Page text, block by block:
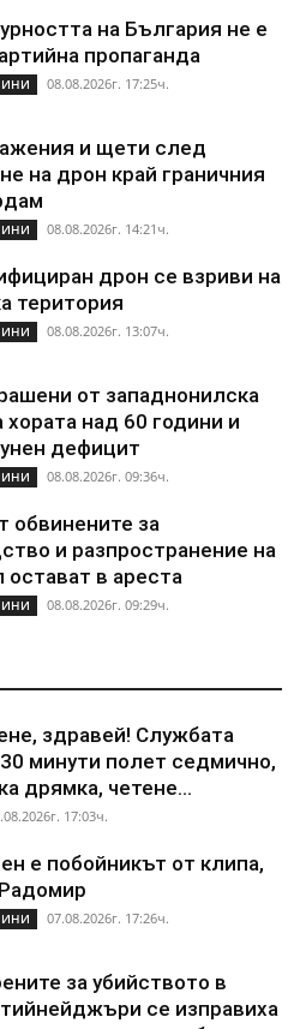
на България не е
пропаганда
08.08.2026г. 17:25ч.
и щети след
на дрон край граничния
08.08.2026г. 14:21ч.
дрон се взриви на
територия
08.08.2026г. 13:07ч.
от западнонилска
хората над 60 години и
дефицит
08.08.2026г. 09:36ч.
обвинените за
и разпространение на
остават в ареста
08.08.2026г. 09:29ч.
здравей! Службата
минути полет седмично,
дрямка, четене...
17:03ч.
е побойникът от клипа,
07.08.2026г. 17:26ч.
за убийството в
се изправиха